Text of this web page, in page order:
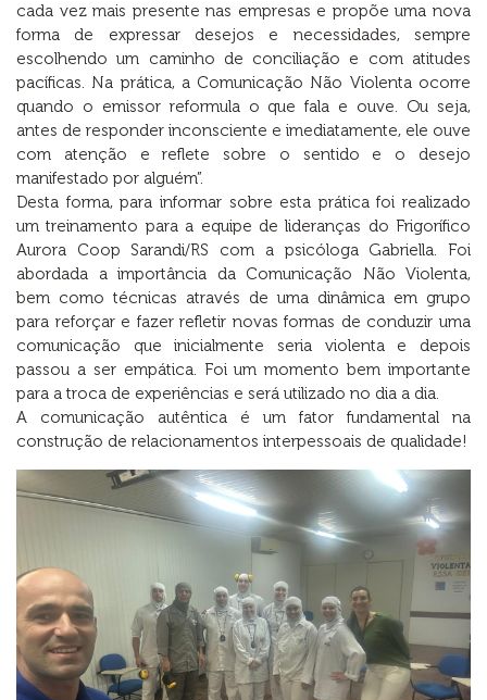
cada vez mais presente nas empresas e propõe uma nova
forma de expressar desejos e necessidades, sempre
escolhendo um caminho de conciliação e com atitudes
pacíficas. Na prática, a Comunicação Não Violenta ocorre
quando o emissor reformula o que fala e ouve. Ou seja,
antes de responder inconsciente e imediatamente, ele ouve
com atenção e reflete sobre o sentido e o desejo
manifestado por alguém”.
Desta forma, para informar sobre esta prática foi realizado
um treinamento para a equipe de lideranças do Frigorífico
Aurora Coop Sarandi/RS com a psicóloga Gabriella. Foi
abordada a importância da Comunicação Não Violenta,
bem como técnicas através de uma dinâmica em grupo
para reforçar e fazer refletir novas formas de conduzir uma
comunicação que inicialmente seria violenta e depois
passou a ser empática. Foi um momento bem importante
para a troca de experiências e será utilizado no dia a dia.
A comunicação autêntica é um fator fundamental na
construção de relacionamentos interpessoais de qualidade!